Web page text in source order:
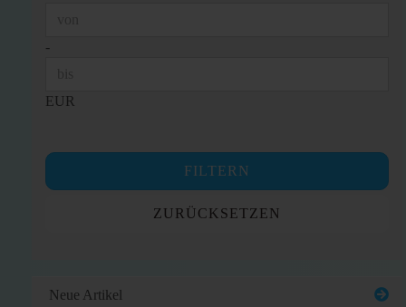
-
EUR
FILTERN
ZURÜCKSETZEN
Neue Artikel